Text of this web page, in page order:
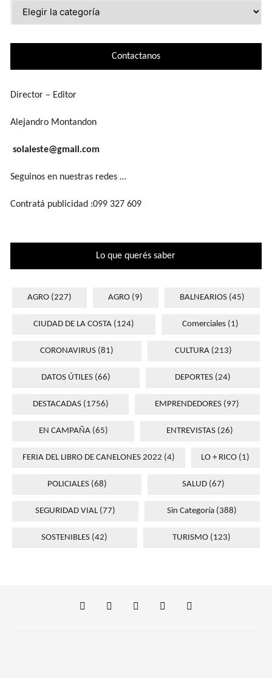
Contactanos
Director – Editor
Alejandro Montandon
solaleste@gmail.com
Seguinos en nuestras redes …
Contratá publicidad :099 327 609
Lo que querés saber
AGRO (227) AGRO (9) BALNEARIOS(45)
CIUDAD DE LA COSTA(124) Comerciales (1)
CORONAVIRUS(81) CULTURA (213)
DATOS ÚTILES (66) DEPORTES(24)
DESTACADAS(1756) EMPRENDEDORES (97)
EN CAMPAÑA(65) ENTREVISTAS (26)
FERIA DEL LIBRO DE CANELONES 2022 (4) LO + RICO (1)
POLICIALES(68) SALUD (67)
SEGURIDAD VIAL(77) Sin Categoría (388)
SOSTENIBLES (42) TURISMO(123)